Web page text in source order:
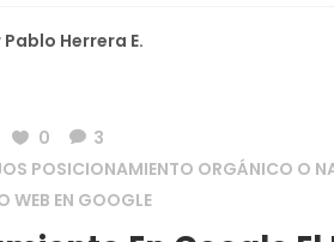
Pablo Herrera E.
0
3
POSICIONAMIENTO ORGÁNICO O
WEB EN GOOGLE